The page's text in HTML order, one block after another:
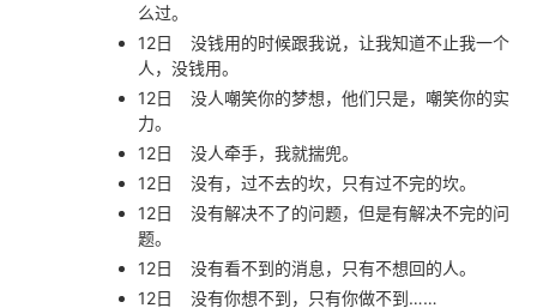
么过。
12日
没钱用的时候跟我说，让我知道不止我一个
人，没钱用。
12日
没人嘲笑你的梦想，他们只是，嘲笑你的实
力。
12日
没人牵手，我就揣兜。
12日
没有，过不去的坎，只有过不完的坎。
12日
没有解决不了的问题，但是有解决不完的问
题。
12日
没有看不到的消息，只有不想回的人。
12日
没有你想不到，只有你做不到……